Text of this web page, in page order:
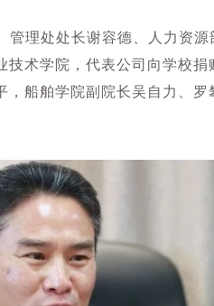
管理处处长谢容德、人力资
术学院，代表公司向学校捐
船舶学院副院长吴自力、